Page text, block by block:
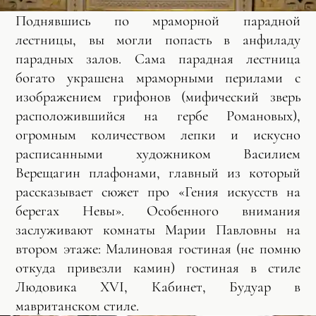
Поднявшись по мраморной парадной
лестницы, вы могли попасть в анфиладу
парадных залов. Сама парадная лестница
богато украшена мраморными перилами с
изображением грифонов (мифический зверь
расположившийся на гербе Романовых),
огромным количеством лепки и искусно
расписанными художником Василием
Верещагин плафонами, главный из который
рассказывает сюжет про «Гения искусств на
берегах Невы». Особенного внимания
заслуживают комнаты Марии Павловны на
втором этаже: Малиновая гостиная (не помню
откуда привезли камин) гостиная в стиле
Людовика XVI, Кабинет, Будуар в
мавританском стиле.